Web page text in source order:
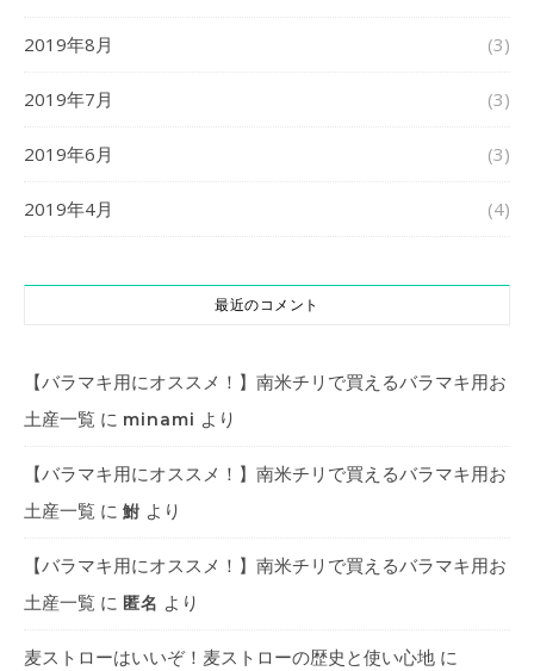
2019年8月 (3)
2019年7月 (3)
2019年6月 (3)
2019年4月 (4)
最近のコメント
【バラマキ用にオススメ！】南米チリで買えるバラマキ用お
土産一覧 に minami より
【バラマキ用にオススメ！】南米チリで買えるバラマキ用お
土産一覧 に 鮒 より
【バラマキ用にオススメ！】南米チリで買えるバラマキ用お
土産一覧 に 匿名 より
麦ストローはいいぞ！麦ストローの歴史と使い心地 に